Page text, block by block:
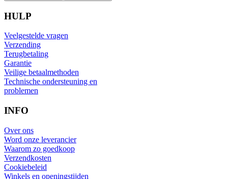
HULP
Veelgestelde vragen
Verzending
Terugbetaling
Garantie
Veilige betaalmethoden
Technische ondersteuning en
problemen
INFO
Over ons
Word onze leverancier
Waarom zo goedkoop
Verzendkosten
Cookiebeleid
Winkels en openingstijden